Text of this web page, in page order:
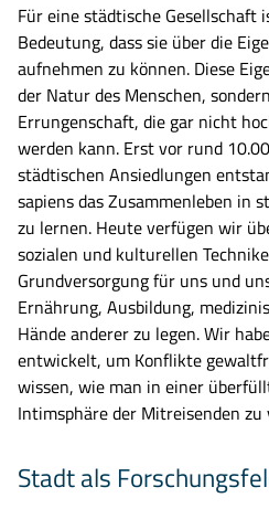
Für eine städtische Gesellschaft
Bedeutung, dass sie über die
aufnehmen zu können. Diese
der Natur des Menschen,
Errungenschaft, die gar nicht
werden kann. Erst vor rund
städtischen Ansiedlungen
sapiens das Zusammenleben in
zu lernen. Heute verfügen wir
sozialen und kulturellen
Grundversorgung für uns und
Ernährung, Ausbildung,
Hände anderer zu legen. Wir
entwickelt, um Konflikte
wissen, wie man in einer
Intimsphäre der Mitreisenden zu
Stadt als